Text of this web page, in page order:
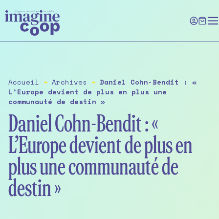
to
the
content
Accueil ➔ Archives ➔ Daniel Cohn-Bendit : «
L’Europe devient de plus en plus une
communauté de destin »
Daniel Cohn-Bendit : «
L’Europe devient de plus en
plus une communauté de
destin »